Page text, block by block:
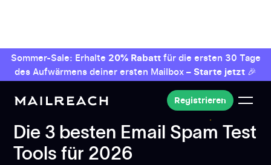
Sommer-Sale: Erhalte 20% Rabattfür die ersten 30 Tage
des Aufwärmens deiner ersten Mailbox – Starte jetzt 🎉
Registrieren
Registrieren
Spam
Die 3 besten Email Spam Test Tools für
2026
Die 3 besten Email Spam Test
Tools für 2026